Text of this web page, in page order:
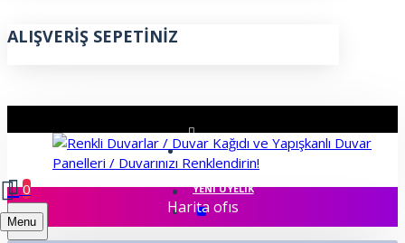
ALIŞVERIŞ SEPETINIZ
ÜYE GIRIŞI
YENI ÜYELIK
Menu
0
Harita ofıs